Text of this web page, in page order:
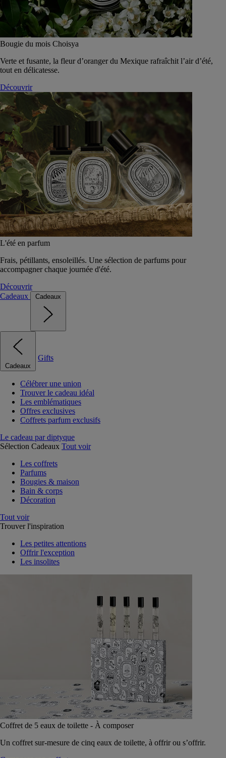
Bougie du mois Choisya
Verte et fusante, la fleur d’oranger du Mexique rafraîchit l’air d’été,
tout en délicatesse.
Découvrir
L'été en parfum
Frais, pétillants, ensoleillés. Une sélection de parfums pour
accompagner chaque journée d'été.
Découvrir
Cadeaux
Cadeaux
Cadeaux
Gifts
Célébrer une union
Trouver le cadeau idéal
Les emblématiques
Offres exclusives
Coffrets parfum exclusifs
Le cadeau par diptyque
Sélection Cadeaux Tout voir
Les coffrets
Parfums
Bougies & maison
Bain & corps
Décoration
Tout voir
Trouver l'inspiration
Les petites attentions
Offrir l'exception
Les insolites
Coffret de 5 eaux de toilette - À composer
Un coffret sur-mesure de cinq eaux de toilette, à offrir ou s’offrir.